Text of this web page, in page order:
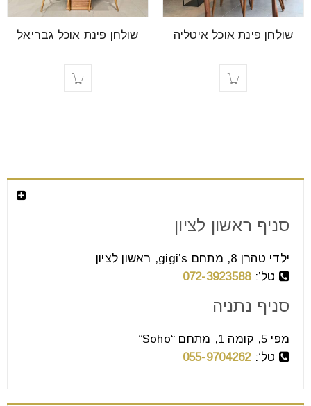
שולחן פינת אוכל איטליה שולחן פינת אוכל גבריאל
סניף ראשון לציון
ילדי טהרן 8, מתחם gigi’s, ראשון לציון
טל’:072-3923588
סניף נתניה
מפי 5, קומה 1, מתחם “Soho”
טל’:055-9704262
font_download סמן קישורים